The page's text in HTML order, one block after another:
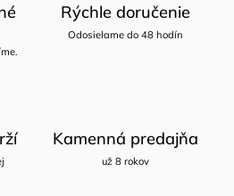
Rýchle doručenie
Odosielame do 48 hodín
Kamenná predajňa
už 8 rokov